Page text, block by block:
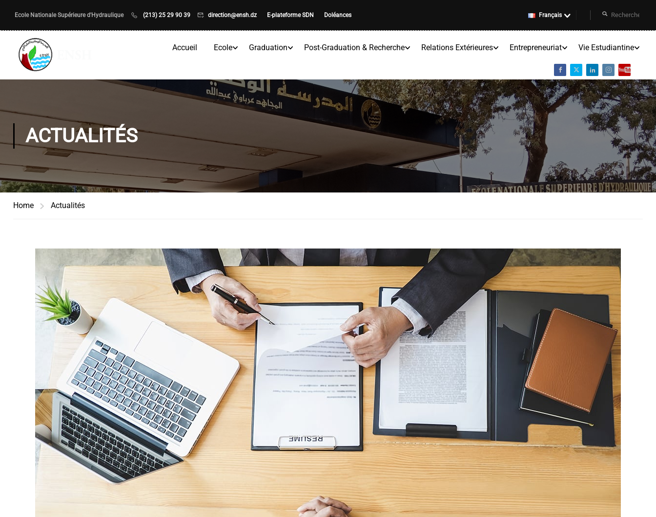
Ecole Nationale Supérieure d'Hydraulique (213) 25 29 90 39 direction@ensh.dz E-plateforme SDN Doléances Français
Accueil Ecole Graduation Post-Graduation & Recherche Relations Extérieures Entrepreneuriat Vie Estudiantine
ACTUALITÉS
Home Actualités